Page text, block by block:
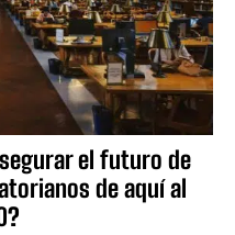
el futuro de
de aquí al